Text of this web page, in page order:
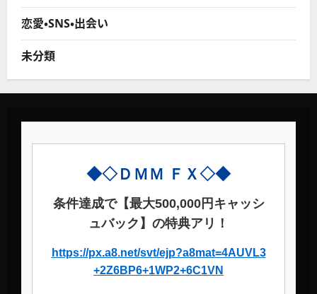
恋愛・SNS・出会い
未分類
◆◇ＤＭＭ ＦＸ◇◆
条件達成で【最大500,000円キャッシ
ュバック】の特典アリ！
https://px.a8.net/svt/ejp?a8mat=4AUVL3
+2Z6BP6+1WP2+6C1VN